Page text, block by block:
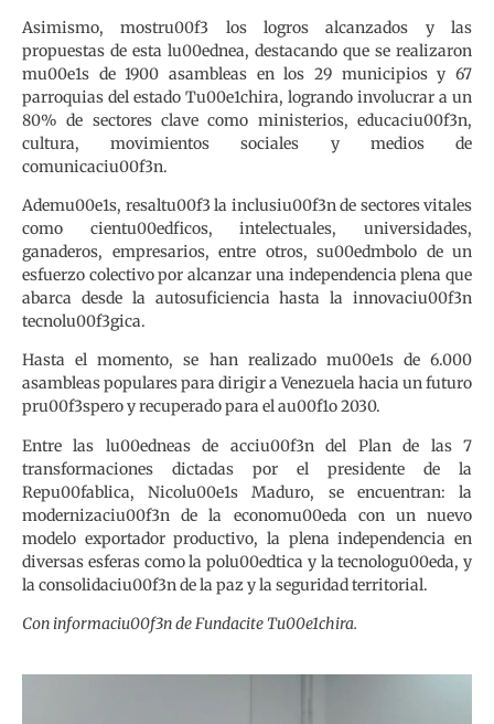
Asimismo, mostru00f3 los logros alcanzados y las
propuestas de esta lu00ednea, destacando que se realizaron
mu00e1s de 1900 asambleas en los 29 municipios y 67
parroquias del estado Tu00e1chira, logrando involucrar a un
80% de sectores clave como ministerios, educaciu00f3n,
cultura, movimientos sociales y medios de
comunicaciu00f3n.
Ademu00e1s, resaltu00f3 la inclusiu00f3n de sectores vitales
como cientu00edficos, intelectuales, universidades,
ganaderos, empresarios, entre otros, su00edmbolo de un
esfuerzo colectivo por alcanzar una independencia plena que
abarca desde la autosuficiencia hasta la innovaciu00f3n
tecnolu00f3gica.
Hasta el momento, se han realizado mu00e1s de 6.000
asambleas populares para dirigir a Venezuela hacia un futuro
pru00f3spero y recuperado para el au00f1o 2030.
Entre las lu00edneas de acciu00f3n del Plan de las 7
transformaciones dictadas por el presidente de la
Repu00fablica, Nicolu00e1s Maduro, se encuentran: la
modernizaciu00f3n de la economu00eda con un nuevo
modelo exportador productivo, la plena independencia en
diversas esferas como la polu00edtica y la tecnologu00eda, y
la consolidaciu00f3n de la paz y la seguridad territorial.
Con informaciu00f3n de Fundacite Tu00e1chira.